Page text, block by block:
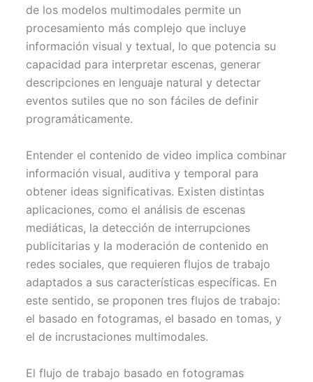
de los modelos multimodales permite un
procesamiento más complejo que incluye
información visual y textual, lo que potencia su
capacidad para interpretar escenas, generar
descripciones en lenguaje natural y detectar
eventos sutiles que no son fáciles de definir
programáticamente.
Entender el contenido de video implica combinar
información visual, auditiva y temporal para
obtener ideas significativas. Existen distintas
aplicaciones, como el análisis de escenas
mediáticas, la detección de interrupciones
publicitarias y la moderación de contenido en
redes sociales, que requieren flujos de trabajo
adaptados a sus características específicas. En
este sentido, se proponen tres flujos de trabajo:
el basado en fotogramas, el basado en tomas, y
el de incrustaciones multimodales.
El flujo de trabajo basado en fotogramas